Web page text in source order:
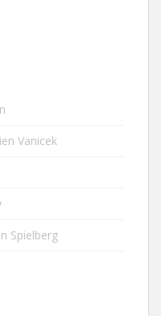
Vanicek
Spielberg